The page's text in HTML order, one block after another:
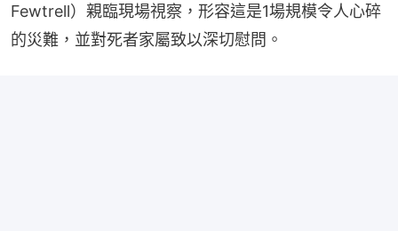
Fewtrell）親臨現場視察，形容這是1場規模令人心碎
的災難，並對死者家屬致以深切慰問。